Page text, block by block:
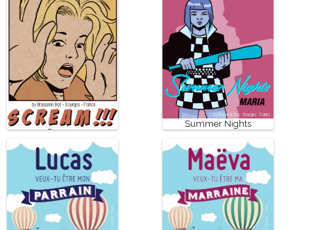
Scream
Summer Nights